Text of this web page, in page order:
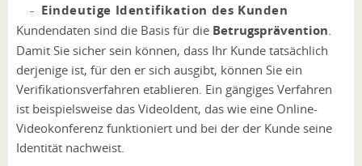
Eindeutige Identifikation des Kunden
Kundendaten sind die Basis für die Betrugsprävention
Damit Sie sicher sein können, dass Ihr Kunde tatsächlich
derjenige ist, für den er sich ausgibt, können Sie ein
Verifikationsverfahren etablieren. Ein gängiges Verfahren
ist beispielsweise das VideoIdent, das wie eine Online-
Videokonferenz funktioniert und bei der der Kunde seine
Identität nachweist.